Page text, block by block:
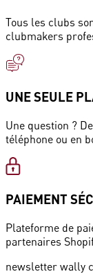
Tous les clubs
clubmakers
UNE SEULE
Une question ?
téléphone ou en
PAIEMENT
Plateforme de
partenaires
newsletter wally